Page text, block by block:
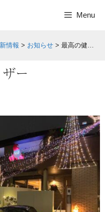
Menu
情報 > お知らせ > 最高の健康アドバイザー
ー